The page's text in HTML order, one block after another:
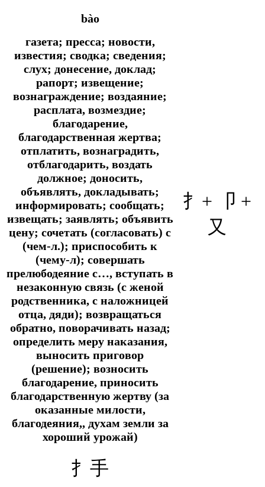
bào
газета; пресса; новости,
известия; сводка; сведения;
слух; донесение, доклад;
рапорт; извещение;
вознаграждение; воздаяние;
расплата, возмездие;
благодарение,
благодарственная жертва;
отплатить, вознаградить,
отблагодарить, воздать
должное; доносить,
объявлять, докладывать;
информировать; сообщать;
извещать; заявлять; объявить
цену; сочетать (согласовать) с
(чем-л.); приспособить к
(чему-л); совершать
прелюбодеяние с…, вступать в
незаконную связь (с женой
родственника, с наложницей
отца, дяди); возвращаться
обратно, поворачивать назад;
определить меру наказания,
выносить приговор
(решение); возносить
благодарение, приносить
благодарственную жертву (за
оказанные милости,
благодеяния,, духам земли за
хороший урожай)
扌+ 卩 +
又
扌手